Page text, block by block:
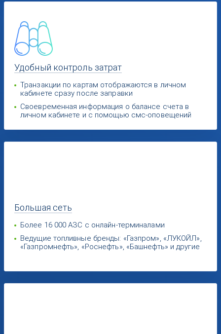
Удобный контроль затрат
Транзакции по картам отображаются в личном
кабинете сразу после заправки
Своевременная информация о балансе счета в
личном кабинете и с помощью смс-оповещений
Большая сеть
Более 16 000 АЗС с онлайн-терминалами
Ведущие топливные бренды: «Газпром», «ЛУКОЙЛ»,
«Газпромнефть», «Роснефть», «Башнефть» и другие